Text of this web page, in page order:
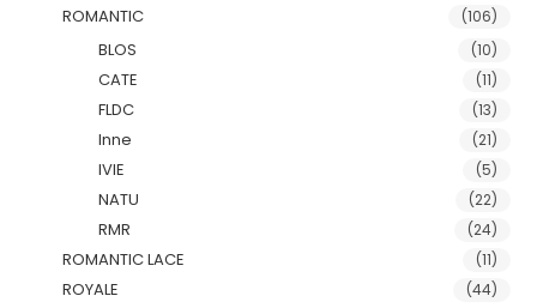
ROMANTIC (106)
BLOS (10)
CATE (11)
FLDC (13)
Inne (21)
IVIE (5)
NATU (22)
RMR (24)
ROMANTIC LACE (11)
ROYALE (44)